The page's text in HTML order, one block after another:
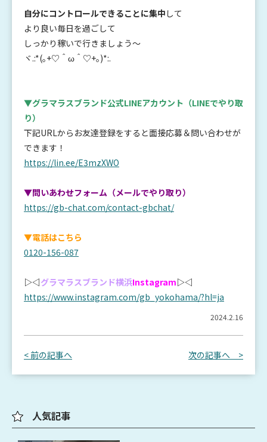
自分にコントロールできることに集中 して
より良い毎日を過ごして
しっかり稼いで行きましょう～
ヾ.:*(｡+♡＾ω＾♡+｡)*:.
▼グラマラスブランド公式LINEアカウント （LINEでやり取
り）
下記URLからお友達登録をすると面接応募＆問い合わせが
できます！
https://lin.ee/E3mzXWO
▼問いあわせフォーム（メールでやり取り）
https://gb-chat.com/contact-gbchat/
▼電話はこちら
0120-156-087
▷◁グラマラスブランド横浜Instagram▷◁
https://www.instagram.com/gb_yokohama/?hl=ja
2024.2.16
< 前の記事へ 次の記事へ >
人気記事